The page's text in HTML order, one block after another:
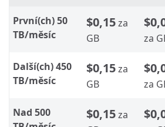
První(ch) 50
TB/měsíc
$0,15za
GB
za
Další(ch) 450
TB/měsíc
$0,15za
GB
za
Nad 500
$0,15za